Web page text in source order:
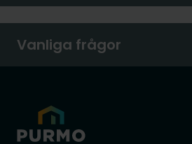
Vanliga frågor